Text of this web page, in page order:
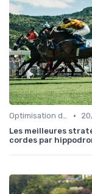
Optimisation des performances •
Les meilleures
cordes par